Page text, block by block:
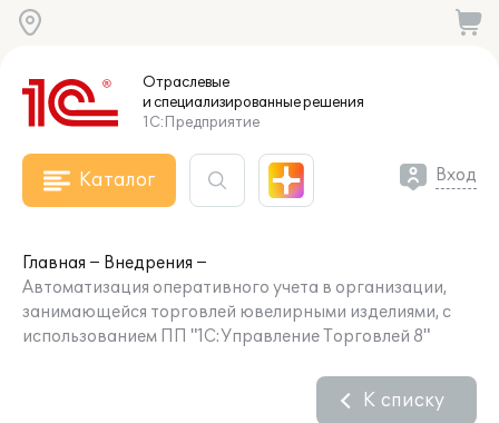
Отраслевые
и специализированныерешения
1С:Предприятие
Каталог Вход
Главная
Внедрения
Автоматизация оперативного учета в организации,
занимающейся торговлей ювелирными изделиями, с
использованием ПП "1С:Управление Торговлей 8"
К списку